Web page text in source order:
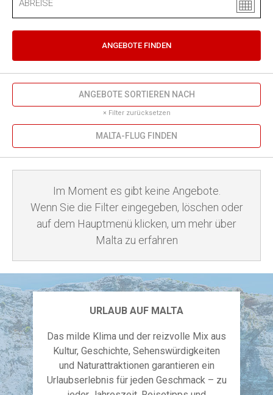
ANGEBOTE FINDEN
ANGEBOTE SORTIEREN NACH
× Filter zurücksetzen
MALTA-FLUG FINDEN
Im Moment es gibt keine Angebote.
Wenn Sie die Filter eingegeben, löschen oder
auf dem Hauptmenü klicken, um mehr über
Malta zu erfahren
URLAUB AUF MALTA
Das milde Klima und der reizvolle Mix aus
Kultur, Geschichte, Sehenswürdigkeiten
und Naturattraktionen garantieren ein
Urlaubserlebnis für jeden Geschmack – zu